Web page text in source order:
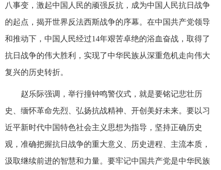
八事变，激起中国人民的顽强反抗，成为中国人民抗日战争
的起点，揭开世界反法西斯战争的序幕。在中国共产党领导
和推动下，中国人民经过14年艰苦卓绝的浴血奋战，取得了
抗日战争的伟大胜利，实现了中华民族从深重危机走向伟大
复兴的历史转折。
赵乐际强调，举行撞钟鸣警仪式，就是要铭记悲壮历
史、缅怀革命先烈、弘扬抗战精神、开创美好未来。要以习
近平新时代中国特色社会主义思想为指导，坚持正确历史
观，准确把握抗日战争的重大意义、历史进程、主流本质，
汲取继续前进的智慧和力量。要牢记中国共产党是中华民族